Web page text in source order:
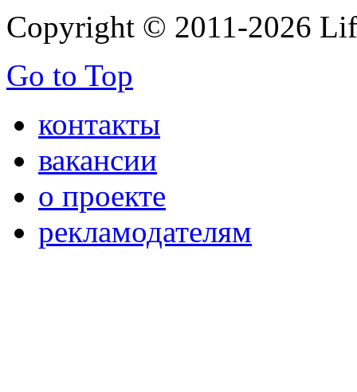
Copyright © 2011-2026
Go to Top
контакты
вакансии
о проекте
рекламодателям